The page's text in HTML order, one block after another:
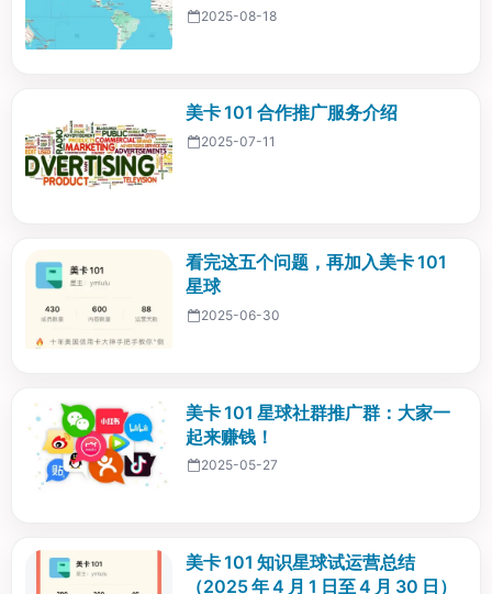
2025-08-18
美卡 101 合作推广服务介绍
2025-07-11
看完这五个问题，再加入美卡 101
星球
2025-06-30
美卡 101 星球社群推广群：大家一
起来赚钱！
2025-05-27
美卡 101 知识星球试运营总结
（2025 年 4 月 1 日至 4 月 30 日）